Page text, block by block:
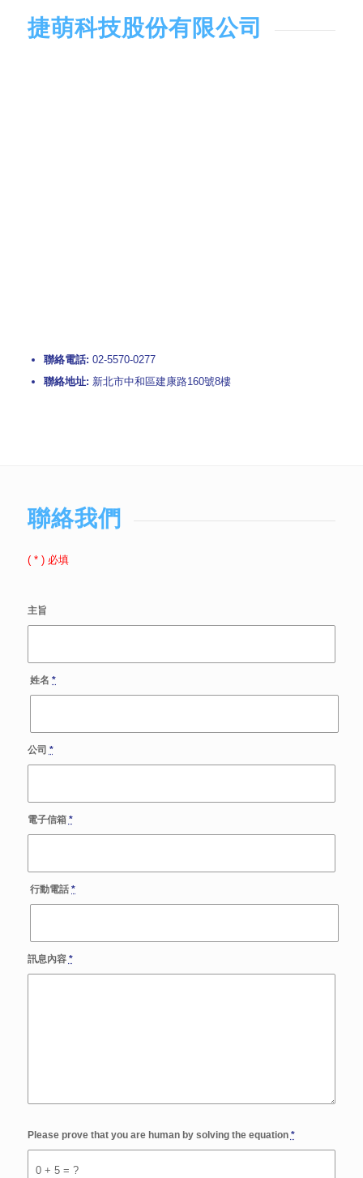
捷萌科技股份有限公司
聯絡電話: 02-5570-0277
聯絡地址: 新北市中和區建康路160號8樓
聯絡我們
( * ) 必填
主旨
姓名*
公司 *
電子信箱 *
行動電話*
訊息內容 *
0 + 5 = ?
Please prove that you are human by solving the equation *